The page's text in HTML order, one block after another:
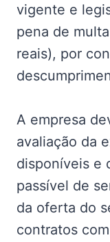
vigente e
pena de
reais), por
A empresa
avaliação da
disponíveis e
passível de
da oferta do
contratos